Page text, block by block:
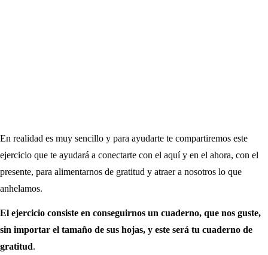
En realidad es muy sencillo y para ayudarte te compartiremos este
ejercicio que te ayudará a conectarte con el aquí y en el ahora, con el
presente, para alimentarnos de gratitud y atraer a nosotros lo que
anhelamos.
El ejercicio consiste en conseguirnos un cuaderno, que nos guste,
sin importar el tamaño de sus hojas, y este será tu cuaderno de
gratitud.